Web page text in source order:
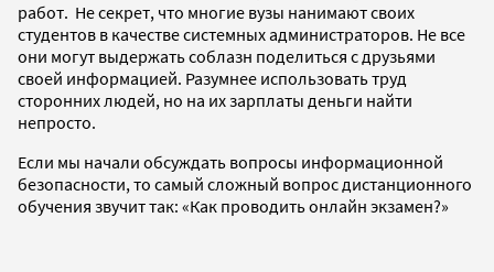
работ. Не секрет, что многие вузы нанимают своих
студентов в качестве системных администраторов. Не все
они могут выдержать соблазн поделиться с друзьями
своей информацией. Разумнее использовать труд
сторонних людей, но на их зарплаты деньги найти
непросто.
Если мы начали обсуждать вопросы информационной
безопасности, то самый сложный вопрос дистанционного
обучения звучит так: «Как проводить онлайн экзамен?»